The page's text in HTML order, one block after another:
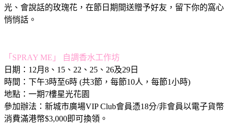
光、會說話的玫瑰花，在節日期間送贈予好友，留下你的窩心
悄悄話。
「SPRAY ME」 自調香水工作坊
日期：12月8、15、22、25、26及29日
時間：下午3時至6時 (共3節，每節10人，每節1小時)
地點：一期7樓星光花園
參加辦法：新城市廣場VIP Club會員憑18分/非會員以電子貨幣
消費滿港幣$3,000即可換領。